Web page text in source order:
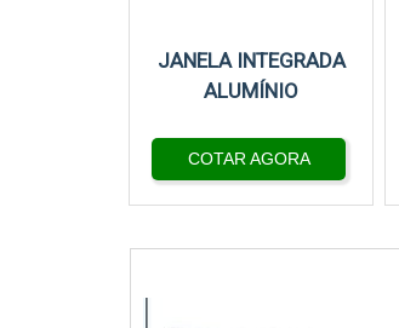
JANELA INTEGRADA
ALUMÍNIO
COTAR AGORA